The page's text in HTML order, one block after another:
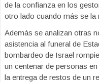
de la confianza en los
otro lado cuando más se la
Además se analizan otras
asistencia al funeral de
bombardeo de Israel
un centenar de personas
la entrega de restos de un